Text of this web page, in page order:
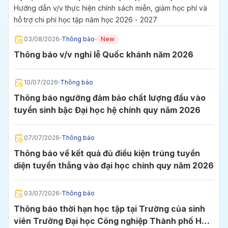
2027
Hướng dẫn v/v thực hiện chính sách miễn, giảm học phí và
hỗ trợ chi phí học tập năm học 2026 - 2027
03/08/2026 Thông báo New
Thông báo v/v nghỉ lễ Quốc khánh năm 2026
10/07/2026 Thông báo
Thông báo ngưỡng đảm bảo chất lượng đầu vào
tuyển sinh bậc Đại học hệ chính quy năm 2026
07/07/2026 Thông báo
Thông báo về kết quả đủ điều kiện trúng tuyển
diện tuyển thẳng vào đại học chính quy năm 2026
03/07/2026 Thông báo
Thông báo thời hạn học tập tại Trường của sinh
viên Trường Đại học Công nghiệp Thành phố Hồ